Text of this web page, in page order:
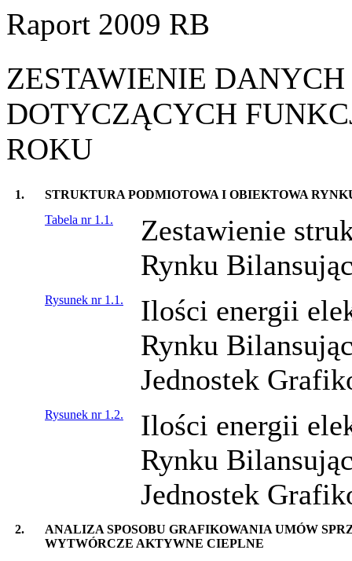
Raport 2009 RB
ZESTAWIENIE
DOTYCZĄCYCH
ROKU
1.
STRUKTURA PODMIOTOWA I OBIEKTOWA
Tabela nr 1.1.
Zestawienie
Rynku
Rysunek nr 1.1.
Ilości energii
Rynku
Jednostek
Rysunek nr 1.2.
Ilości energii
Rynku
Jednostek
2.
ANALIZA SPOSOBU GRAFIKOWANIA UMÓW
WYTWÓRCZE AKTYWNE CIEPLNE